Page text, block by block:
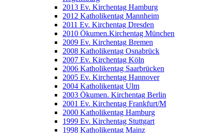
2013 Ev. Kirchentag Hamburg
2012 Katholikentag Mannheim
2011 Ev. Kirchentag Dresden
2010 Ökumen.Kirchentag München
2009 Ev. Kirchentag Bremen
2008 Katholikentag Osnabrück
2007 Ev. Kirchentag Köln
2006 Katholikentag Saarbrücken
2005 Ev. Kirchentag Hannover
2004 Katholikentag Ulm
2003 Ökumen. Kirchentag Berlin
2001 Ev. Kirchentag Frankfurt/M
2000 Katholikentag Hamburg
1999 Ev. Kirchentag Stuttgart
1998 Katholikentag Mainz